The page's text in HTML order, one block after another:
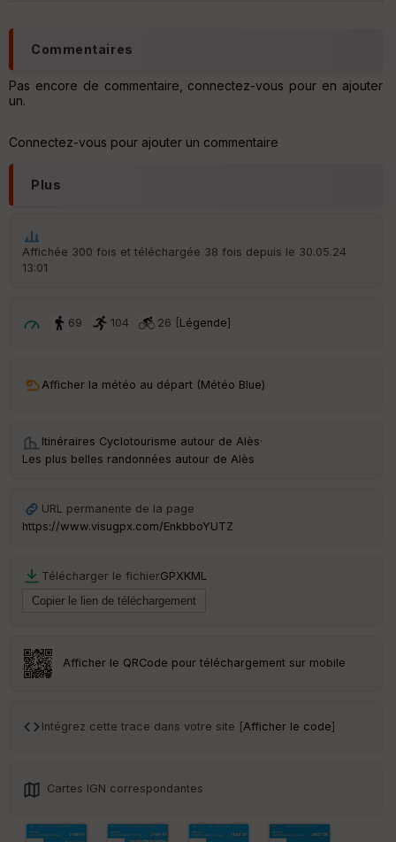
Commentaires
Pas encore de commentaire, connectez-vous pour en ajouter
un.
Connectez-vous pour ajouter un commentaire
Plus
Affichée 300 fois et téléchargée 38 fois depuis le 30.05.24
13:01
69 104 26 [ Légende]
Afficher la météo au départ (Météo Blue)
Itinéraires Cyclotourisme autour de Alès·
Les plus belles randonnées autour de Alès
URL permanente de la page
https://www.visugpx.com/EnkbboYUTZ
Télécharger le fichierGPXKML
Afficher le QRCode pour téléchargement sur mobile
Intégrez cette trace dans votre site [Afficher le code]
Cartes IGN correspondantes